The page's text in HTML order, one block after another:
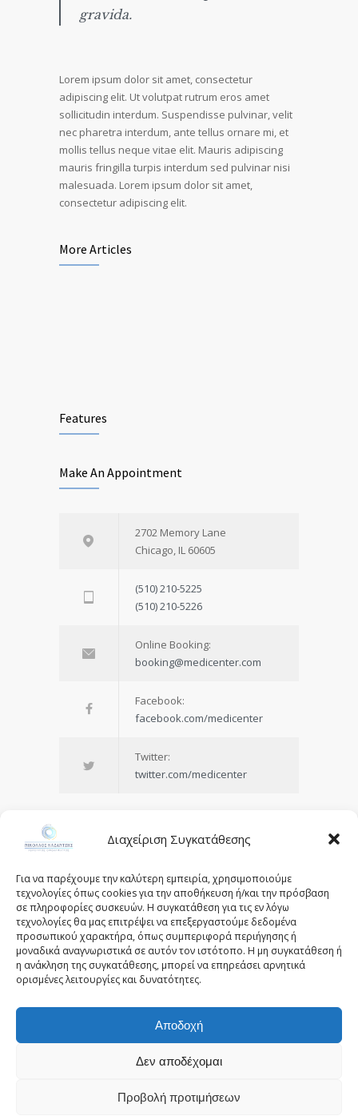
Διαχείριση Συγκατάθεσης
Για να παρέχουμε την καλύτερη εμπειρία, χρησιμοποιούμε
τεχνολογίες όπως cookies για την αποθήκευση ή/και την πρόσβαση
σε πληροφορίες συσκευών. Η συγκατάθεση για τις εν λόγω
τεχνολογίες θα μας επιτρέψει να επεξεργαστούμε δεδομένα
προσωπικού χαρακτήρα, όπως συμπεριφορά περιήγησης ή
μοναδικά αναγνωριστικά σε αυτόν τον ιστότοπο. Η μη συγκατάθεση ή
η ανάκληση της συγκατάθεσης, μπορεί να επηρεάσει αρνητικά
ορισμένες λειτουργίες και δυνατότητες.
Αποδοχή
Δεν αποδέχομαι
Προβολή προτιμήσεων
gravida.
Lorem ipsum dolor sit amet, consectetur
adipiscing elit. Ut volutpat rutrum eros amet
sollicitudin interdum. Suspendisse pulvinar, velit
nec pharetra interdum, ante tellus ornare mi, et
mollis tellus neque vitae elit. Mauris adipiscing
mauris fringilla turpis interdum sed pulvinar nisi
malesuada. Lorem ipsum dolor sit amet,
consectetur adipiscing elit.
More Articles
Features
Make An Appointment
2702 Memory Lane
Chicago, IL 60605
(510) 210-5225
(510) 210-5226
Online Booking:
booking@medicenter.com
Facebook:
facebook.com/medicenter
Twitter:
twitter.com/medicenter
Being in control of your life and
having realistic expectations about
your day-to-day challenges are the
keys to stress management.
— Josh Billings
Forge.com
Πολιτική Απορρήτου Όροι Χρήσης